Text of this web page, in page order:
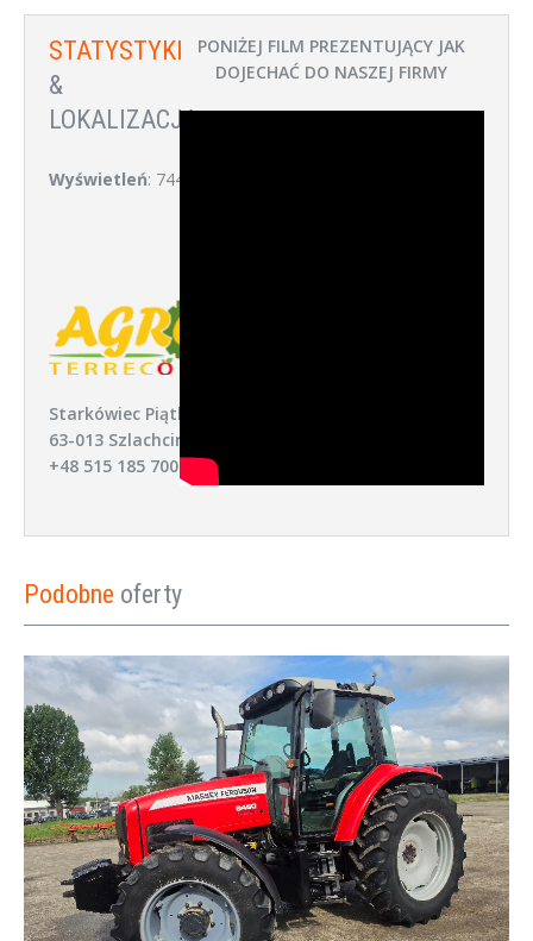
STATYSTYKI
&
LOKALIZACJA:
Wyświetleń: 744
Starkówiec Piątkowski 52,
63-013 Szlachcin
+48 515 185 700
PONIŻEJ FILM PREZENTUJĄCY JAK
DOJECHAĆ DO NASZEJ FIRMY
Podobne oferty